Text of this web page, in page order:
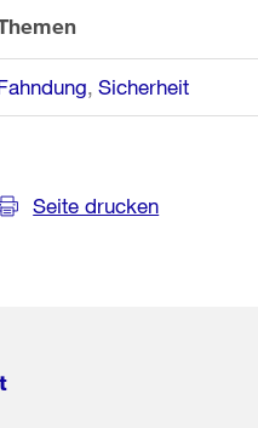
Sicherheit
Seite drucken